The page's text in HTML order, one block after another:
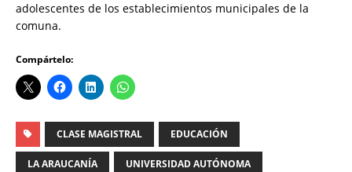
adolescentes de los establecimientos municipales de la
comuna.
Compártelo:
CLASE MAGISTRAL EDUCACIÓN
LA ARAUCANÍA UNIVERSIDAD AUTÓNOMA